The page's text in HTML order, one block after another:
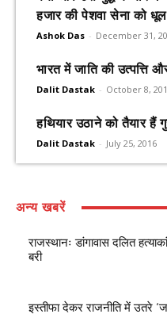
हजार की पेशवा सेना को धूल
Ashok Das - December 31,
भारत में जाति की उत्पत्ति
Dalit Dastak - October 8,
हथियार उठाने को तैयार हैं
Dalit Dastak - July 25, 2016
अन्य खबरें
राजस्थानः डांगावास दलित
बरी
इस्तीफा देकर राजनीति में उतरे